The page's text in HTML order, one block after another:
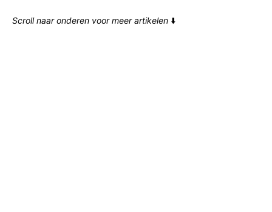
Scroll naar onderen voor meer artikelen ⬇️